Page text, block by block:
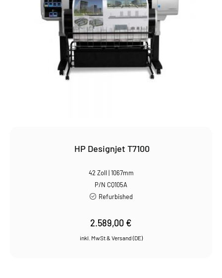
HP Designjet T7100
42 Zoll | 1067mm
P/N CQ105A
Refurbished
2.589,00 €